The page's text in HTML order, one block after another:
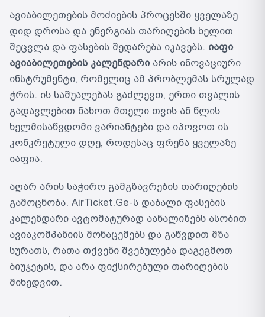
ავიაბილეთების მოძიების პროცესში ყველაზე
დიდ დროსა და ენერგიას თარიღების ხელით
შეცვლა და ფასების შედარება იკავებს. იაფი
ავიაბილეთების კალენდარიარის ინოვაციური
ინსტრუმენტი, რომელიც ამ პრობლემას სრულად
ჭრის. ის საშუალებას გაძლევთ, ერთი თვალის
გადავლებით ნახოთ მთელი თვის ან წლის
ხელმისაწვდომი ვარიანტები და იპოვოთ ის
კონკრეტული დღე, როდესაც ფრენა ყველაზე
იაფია.
აღარ არის საჭირო გამგზავრების თარიღების
გამოცნობა. AirTicket.Ge-ს დაბალი ფასების
კალენდარი ავტომატურად აანალიზებს ასობით
ავიაკომპანიის მონაცემებს და გაწვდით მზა
სურათს, რათა თქვენი შვებულება დაგეგმოთ
ბიუჯეტის, და არა ფიქსირებული თარიღების
მიხედვით.